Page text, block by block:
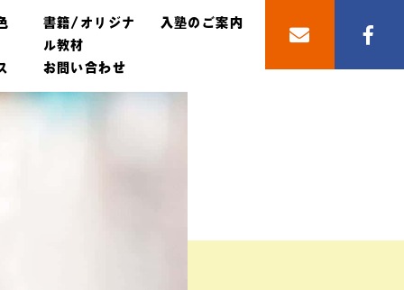
書籍/オリジナ
ル教材
入塾のご案内
お問い合わせ